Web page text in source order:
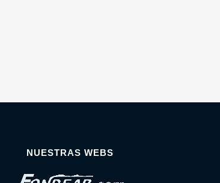
NUESTRAS WEBS